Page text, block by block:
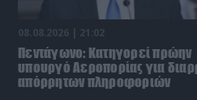
08.08.2026 | 21:02
Πεντάγωνο: Κατηγορεί πρώην
υπουργό Αεροπορίας για
απόρρητων πληροφοριών